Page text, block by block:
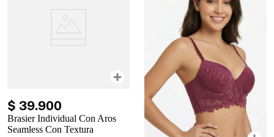
$ 39.900
Brasier Individual Con Aros
Seamless Con Textura